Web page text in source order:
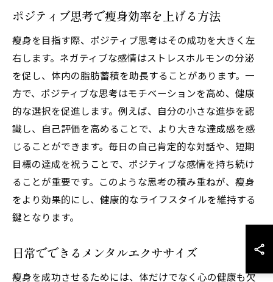
ポジティブ思考で瘦身効率を上げる方法
瘦身を目指す際、ポジティブ思考はその成功を大きく左
右します。ネガティブな感情はストレスホルモンの分泌
を促し、体内の脂肪蓄積を助長することがあります。一
方で、ポジティブな思考はモチベーションを高め、健康
的な選択を促進します。例えば、自分の小さな進歩を認
識し、自己評価を高めることで、より大きな達成感を感
じることができます。毎日の自己肯定的な対話や、短期
目標の達成を祝うことで、ポジティブな感情を持ち続け
ることが重要です。このような思考の積み重ねが、瘦身
をより効果的にし、健康的なライフスタイルを維持する
鍵となります。
日常でできるメンタルエクササイズ
瘦身を成功させるためには、体だけでなく心の健康も欠